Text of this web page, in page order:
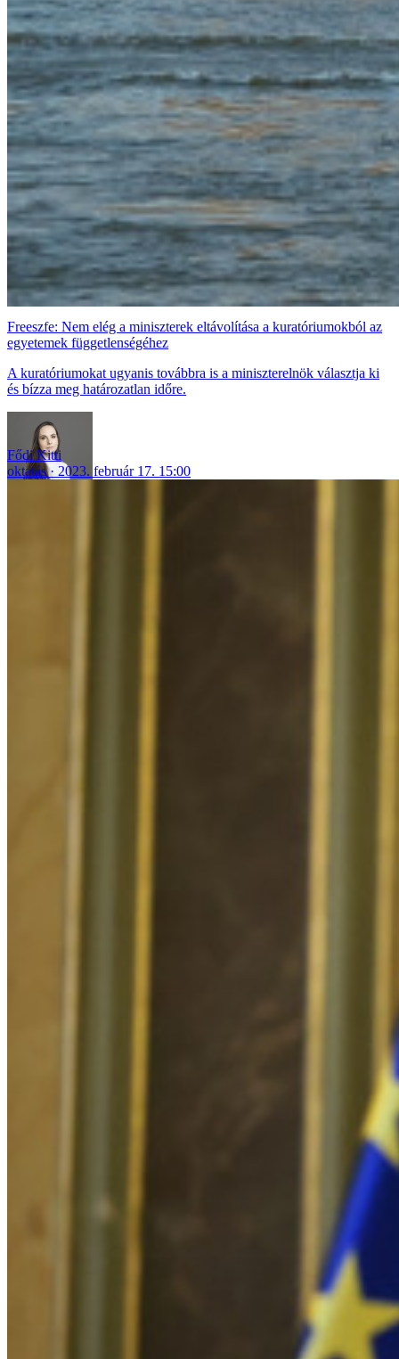
Freeszfe: Nem elég a miniszterek eltávolítása a kuratóriumokból az
egyetemek függetlenségéhez
A kuratóriumokat ugyanis továbbra is a miniszterelnök választja ki
és bízza meg határozatlan időre.
Fődi Kitti
oktatás
2023. február 17. 15:00